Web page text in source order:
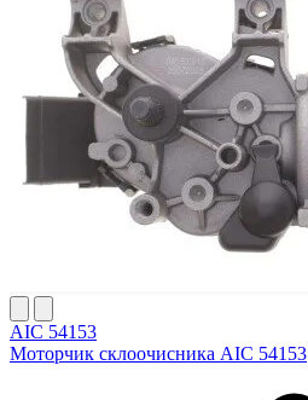
AIC 54153
Моторчик склоочисника AIC 54153